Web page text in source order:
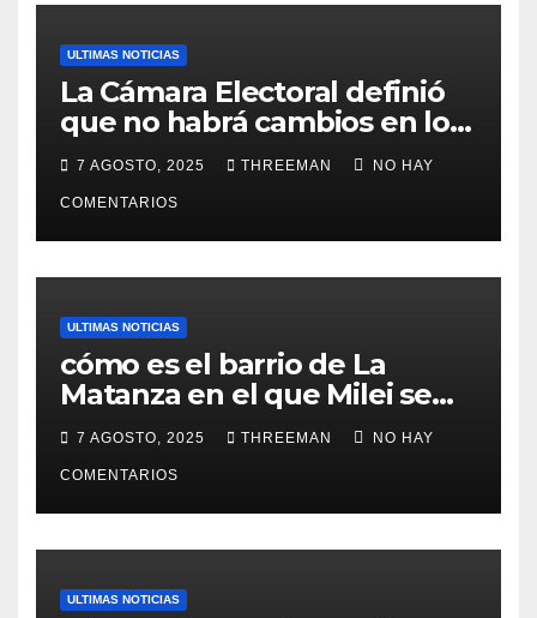
ULTIMAS NOTICIAS
La Cámara Electoral definió
que no habrá cambios en los
lugares de votación en La
Matanza
7 AGOSTO, 2025 THREEMAN NO HAY
COMENTARIOS
ULTIMAS NOTICIAS
cómo es el barrio de La
Matanza en el que Milei se
sacó la foto de lanzamiento
de campaña en provincia de
Buenos Aires
7 AGOSTO, 2025 THREEMAN NO HAY
COMENTARIOS
ULTIMAS NOTICIAS